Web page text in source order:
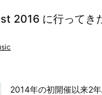
2016 に行ってき
2014年の初開催以来2